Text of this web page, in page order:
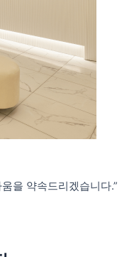
을 약속드리겠습니다.”